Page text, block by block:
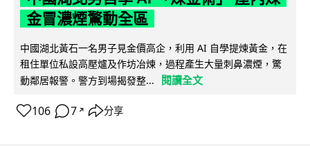
金冒濃煙驚動全區
中國湖北黃石一名男子見金價高企，利用 AI 自學提煉黃金，在
租住單位私設高壓爐及作坊冶煉，過程產生大量刺鼻濃煙，驚
動鄰居報警。警方到場揭發整...
閱讀全文
106 7 ↗ 分享